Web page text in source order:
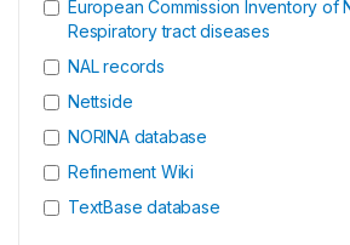
European Commission Inventory of
Respiratory tract diseases
NAL records
Nettside
NORINA database
Refinement Wiki
TextBase database